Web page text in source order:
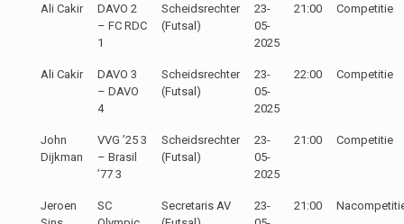
Ali Cakir
DAVO 2
– FC RDC
1
Scheidsrechter
(Futsal)
23-
05-
2025
21:00 Competitie
Ali Cakir
DAVO 3
– DAVO
4
Scheidsrechter
(Futsal)
23-
05-
2025
22:00 Competitie
John
Dijkman
VVG ’25 3
– Brasil
’77 3
Scheidsrechter
(Futsal)
23-
05-
2025
21:00 Competitie
Jeroen
SC
Secretaris AV
23-
21:00